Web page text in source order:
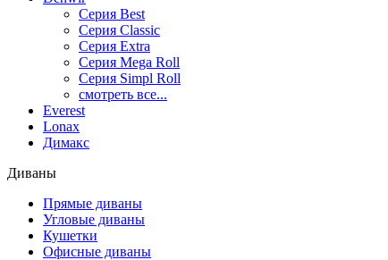
Серия Best
Серия Classic
Серия Extra
Серия Mega Roll
Серия Simpl Roll
смотреть все...
Everest
Lonax
Димакс
Диваны
Прямые диваны
Угловые диваны
Кушетки
Офисные диваны